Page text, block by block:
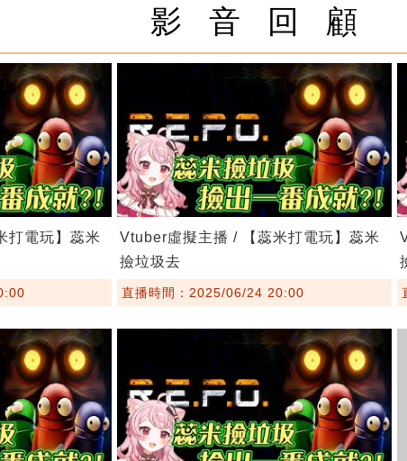
影 音 回 顧
打電玩】蕊米
Vtuber虛擬主播 / 【蕊米打電玩】蕊米
撿垃圾去
直播時間：2025/06/24 20:00